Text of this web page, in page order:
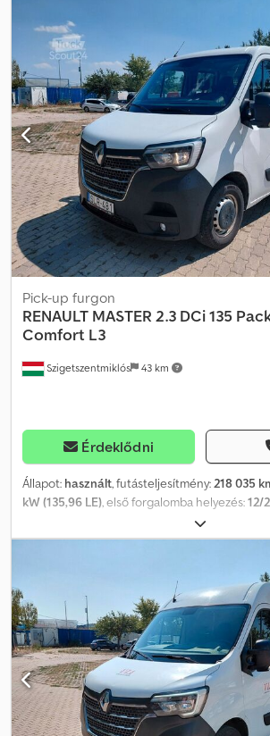
Szigetszentmiklós 43 km
Pick-up furgon
RENAULT MASTER 2.3 DCi 135
Comfort L3
Érdeklődni
Állapot: használt, futásteljesítmény: 218 035
kW (135,96 LE) , első forgalomba helyezés:12/
, össztömeg:
(TÜV):12/2026, szín:fehér, hajtástípus:
ABS, elektronikus stabilitásprogram (ESP),
légkondicionálás, Kérjük, hívjon minket a
alkalmazáson keresztül is! E-mail: Cjdpfjzr S
hosszú távú flottánk része, teljes
Felszereltség: tempomat, klímaberendezés,
multimédia rendszer, elektromos tükrök és